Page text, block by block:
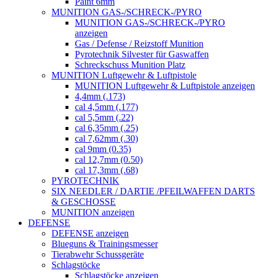
MUNITION GAS-/SCHRECK-/PYRO
MUNITION GAS-/SCHRECK-/PYRO
anzeigen
Gas / Defense / Reizstoff Munition
Pyrotechnik Silvester für Gaswaffen
Schreckschuss Munition Platz
MUNITION Luftgewehr & Luftpistole
MUNITION Luftgewehr & Luftpistole anzeigen
4,4mm (.173)
cal 4,5mm (.177)
cal 5,5mm (.22)
cal 6,35mm (.25)
cal 7,62mm (.30)
cal 9mm (0.35)
cal 12,7mm (0.50)
cal 17,3mm (.68)
PYROTECHNIK
SIX NEEDLER / DARTIE /PFEILWAFFEN DARTS
& GESCHOSSE
MUNITION anzeigen
DEFENSE
DEFENSE anzeigen
Blueguns & Trainingsmesser
Tierabwehr Schussgeräte
Schlagstöcke
Schlagstöcke anzeigen